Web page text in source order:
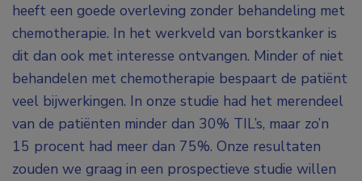
heeft een goede overleving zonder behandeling met
chemotherapie. In het werkveld van borstkanker is
dit dan ook met interesse ontvangen. Minder of niet
behandelen met chemotherapie bespaart de patiënt
veel bijwerkingen. In onze studie had het merendeel
van de patiënten minder dan 30% TIL’s, maar zo’n
15 procent had meer dan 75%. Onze resultaten
zouden we graag in een prospectieve studie willen